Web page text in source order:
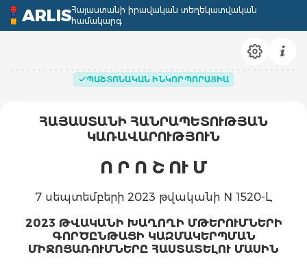
ARLISՀայաստանի իրավական տեղեկատվական
համակարգ
ՊԱՇՏՈՆԱԿԱՆ ԻՆԿՈՐՊՈՐԱՑԻԱ
ՀԱՅԱՍՏԱՆԻ ՀԱՆՐԱՊԵՏՈՒԹՅԱՆ
ԿԱՌԱՎԱՐՈՒԹՅՈՒՆ
Ո Ր Ո Շ ՈՒ Մ
7 սեպտեմբերի 2023 թվականի N 1520-Լ
2023 ԹՎԱԿԱՆԻ ԽԱՂՈՂԻ ՄԹԵՐՈՒՄՆԵՐԻ
ԳՈՐԾԸՆԹԱՑԻ ԿԱԶՄԱԿԵՐՊՄԱՆ
ՄԻՋՈՑԱՌՈՒՄՆԵՐԸ ՀԱՍՏԱՏԵԼՈՒ ՄԱՍԻՆ